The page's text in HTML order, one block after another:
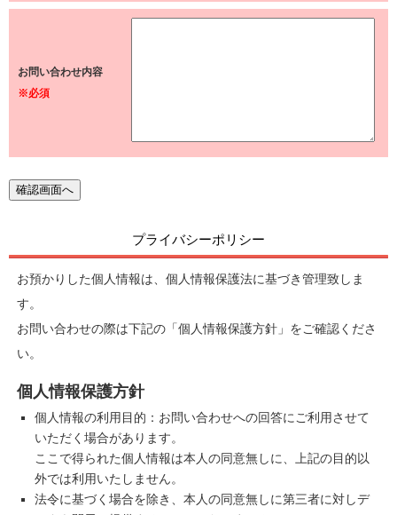
お問い合わせ内容
※必須
プライバシーポリシー
お預かりした個人情報は、個人情報保護法に基づき管理致しま
す。
お問い合わせの際は下記の「個人情報保護方針」をご確認くださ
い。
個人情報保護方針
個人情報の利用目的：お問い合わせへの回答にご利用させて
いただく場合があります。
ここで得られた個人情報は本人の同意無しに、上記の目的以
外では利用いたしません。
法令に基づく場合を除き、本人の同意無しに第三者に対しデ